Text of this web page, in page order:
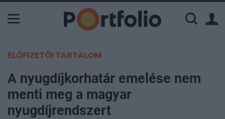
ELŐFIZETŐI TARTALOM
A nyugdíjkorhatár emelése nem
menti meg a magyar
nyugdíjrendszert